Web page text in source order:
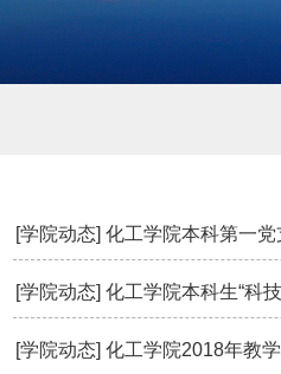
[学院动态] 化工学院本科第一党
[学院动态] 化工学院本科生“科
[学院动态] 化工学院2018年教